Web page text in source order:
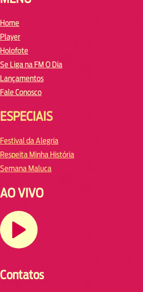
Home
Player
Holofote
Se Liga na FM O Dia
Lançamentos
Fale Conosco
ESPECIAIS
Festival da Alegria
Respeita Minha História
Semana Maluca
AO VIVO
Contatos